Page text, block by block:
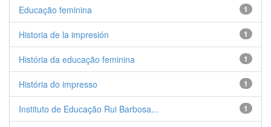
1
Educação feminina
1
Historia de la impresión
1
História da educação feminina
1
História do impresso
1
Instituto de Educação Rui Barbosa...